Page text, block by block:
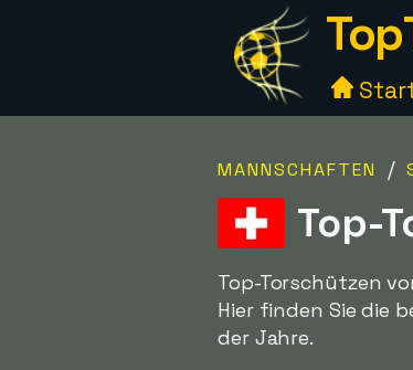
MANNSCHAFTEN /
Top-
Top-Torschützen
Hier finden Sie die
der Jahre.